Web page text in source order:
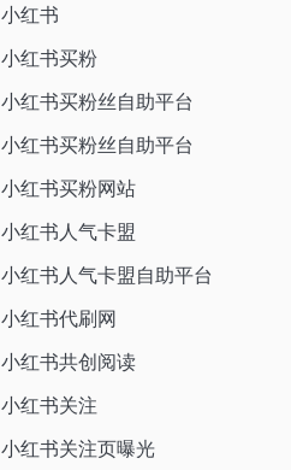
小红书
小红书买粉
小红书买粉丝自助平台
小红书买粉丝自助平台
小红书买粉网站
小红书人气卡盟
小红书人气卡盟自助平台
小红书代刷网
小红书共创阅读
小红书关注
小红书关注页曝光